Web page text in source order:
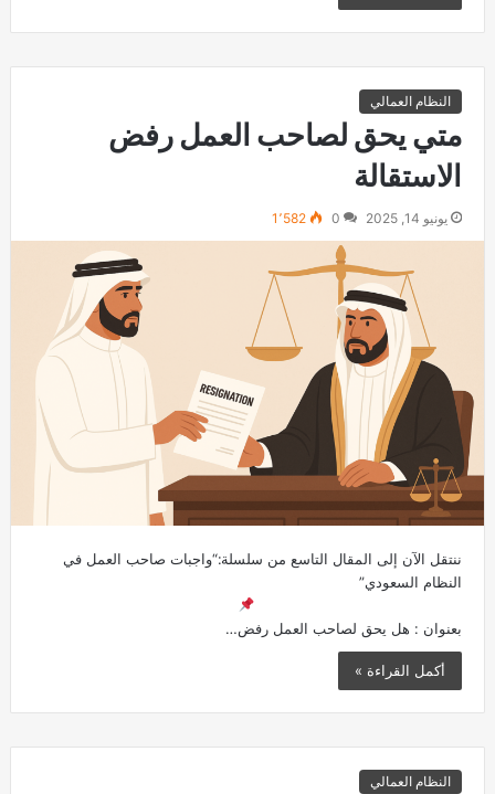
النظام العمالي
متي يحق لصاحب العمل رفض
الاستقالة
يونيو 14, 2025 0 1٬582
ننتقل الآن إلى المقال التاسع من سلسلة:“واجبات صاحب العمل في
النظام السعودي”
بعنوان : هل يحق لصاحب العمل رفض…
أكمل القراءة »
النظام العمالي